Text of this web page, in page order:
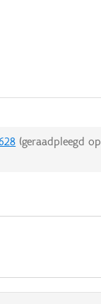
(geraadpleegd op